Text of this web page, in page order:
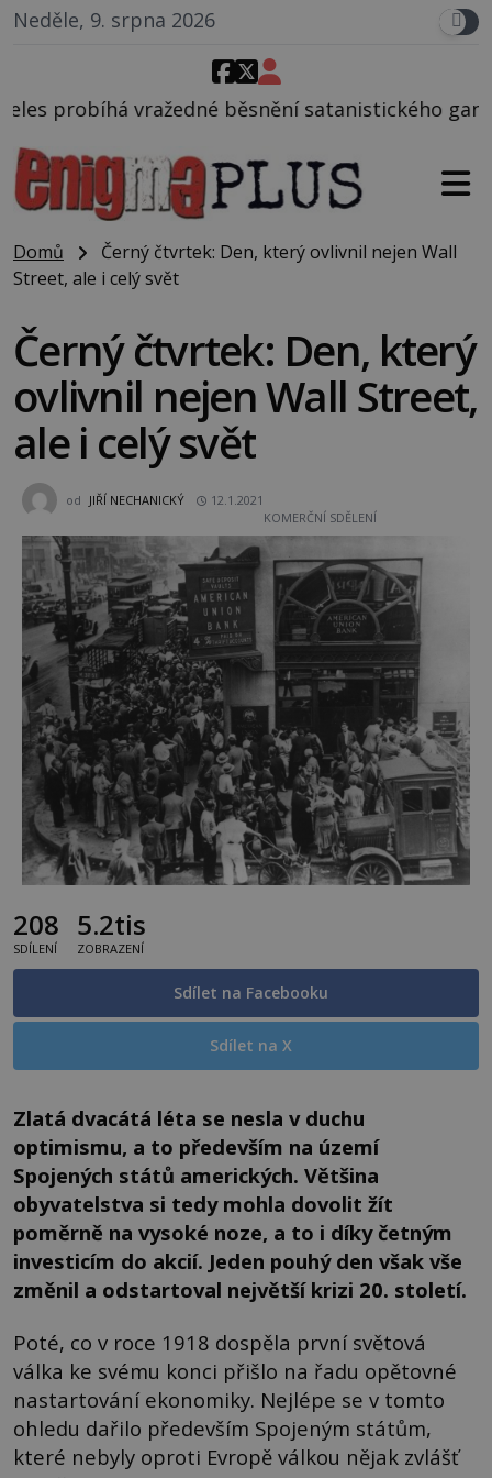
Neděle, 9. srpna 2026
běsnění satanistického gangu vedeného
Domů
Černý čtvrtek: Den, který ovlivnil nejen Wall
Street, ale i celý svět
Černý čtvrtek: Den, který
ovlivnil nejen Wall Street,
ale i celý svět
od JIŘÍ NECHANICKÝ
12.1.2021
KOMERČNÍ SDĚLENÍ
208
SDÍLENÍ
5.2tis
ZOBRAZENÍ
Sdílet na Facebooku
Sdílet na X
Zlatá dvacátá léta se nesla v duchu
optimismu, a to především na území
Spojených států amerických. Většina
obyvatelstva si tedy mohla dovolit žít
poměrně na vysoké noze, a to i díky četným
investicím do akcií. Jeden pouhý den však vše
změnil a odstartoval největší krizi 20. století.
Poté, co v roce 1918 dospěla první světová
válka ke svému konci přišlo na řadu opětovné
nastartování ekonomiky. Nejlépe se v tomto
ohledu dařilo především Spojeným státům,
které nebyly oproti Evropě válkou nějak zvlášť